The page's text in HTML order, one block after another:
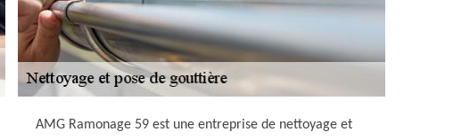
AMG Ramonage 59 est une entreprise de nettoyage et